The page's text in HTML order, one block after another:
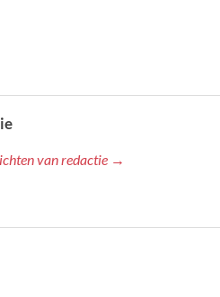
van redactie →